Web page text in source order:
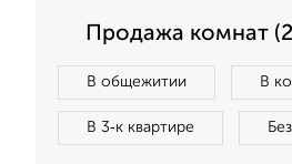
Продажа комнат
В общежитии В
В 3‑к квартире